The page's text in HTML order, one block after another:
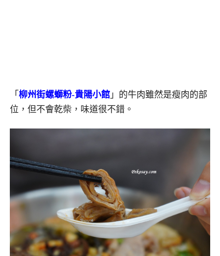
「 柳州街螺螄粉-貴陽小館 」的牛肉雖然是瘦肉的部
位，但不會乾柴，味道很不錯。